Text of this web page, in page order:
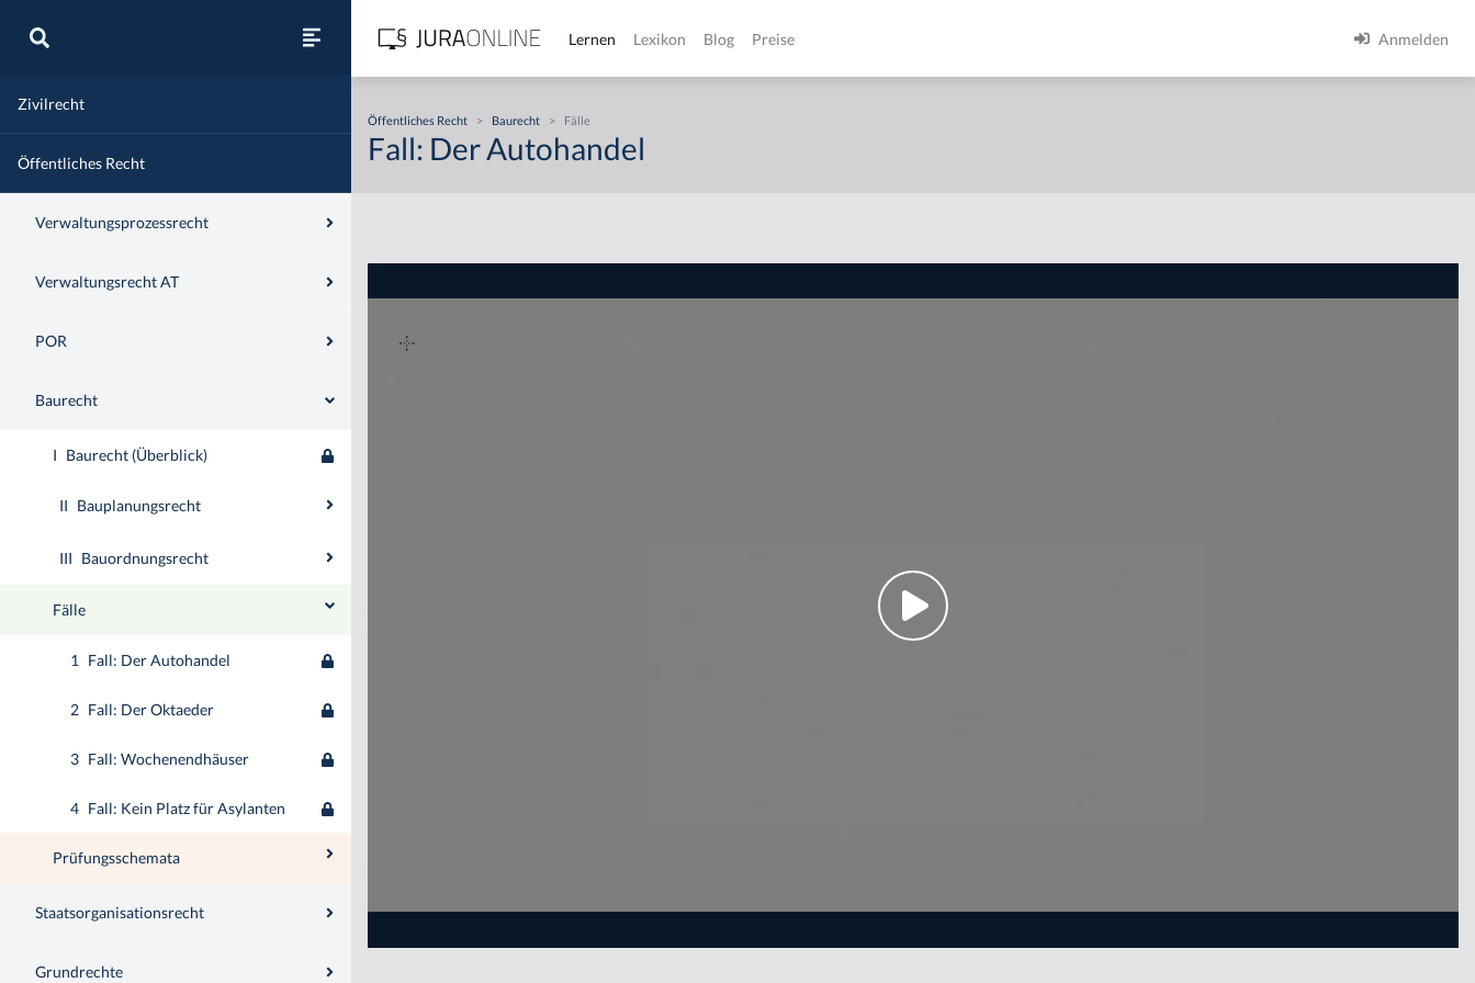
Zivilrecht
Öffentliches Recht
Verwaltungsprozessrecht
Verwaltungsrecht AT
POR
Baurecht
I Baurecht (Überblick)
II Bauplanungsrecht
III Bauordnungsrecht
Fälle
1 Fall: Der Autohandel
2 Fall: Der Oktaeder
3 Fall: Wochenendhäuser
4 Fall: Kein Platz für Asylanten
Prüfungsschemata
Staatsorganisationsrecht
Grundrechte
Lernen Lexikon Blog Preise Anmelden
Öffentliches Recht > Baurecht > Fälle
Fall: Der Autohandel